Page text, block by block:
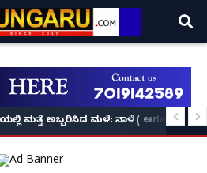
ರಾಮ್’!ಮತ್ತೆ ಅಬ್ಬರಿಸಿದ ಮಳೆ: ನಾಳೆ ( ಆಗಷ್ಟ್ 8)